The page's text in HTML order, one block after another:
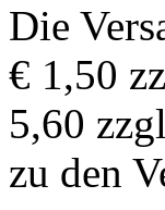
Die
€ 1,50
5,60
zu den